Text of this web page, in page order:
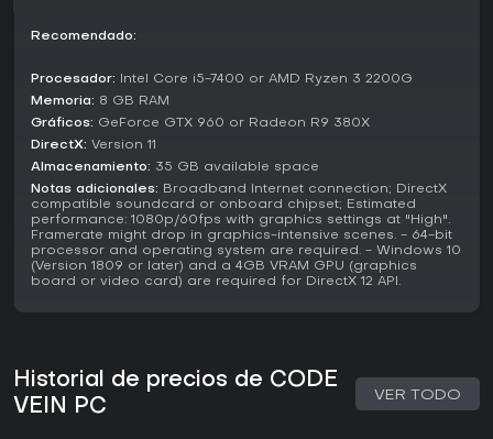
¿Merece la pena?
toques souls-like, sobre todo si te apasiona la
personalización de personajes y las batallas cooperativas.
Recibió reseñas mixtas o promedio en Metacritic para
PlayStation 4 y PC, con puntuación generalmente favorable
en Xbox One. Las valoraciones de usuarios promedian 7.5
según 882 opiniones, con un 63% de feedback positivo que
elogia la variedad en combate y opciones de builds.
El juego superó los tres millones de copias vendidas a nivel
mundial para marzo de 2023, demostrando su tirón entre
los aficionados al género. Con sus DLC completos y una
flexibles te llaman, Code Vein ofrece un gran valor sin
necesidad de soporte continuo.
Recomendado:
Procesador: Intel Core i5-7400 or AMD Ryzen 3 2200G
Memoria: 8 GB RAM
Gráficos: GeForce GTX 960 or Radeon R9 380X
DirectX: Version 11
Almacenamiento: 35 GB available space
Notas adicionales: Broadband Internet connection; DirectX
compatible soundcard or onboard chipset; Estimated
performance: 1080p/60fps with graphics settings at "High".
Framerate might drop in graphics-intensive scenes. - 64-bit
processor and operating system are required. - Windows 10
(Version 1809 or later) and a 4GB VRAM GPU (graphics
board or video card) are required for DirectX 12 API.
Historial de precios de CODE
VEIN PC
VER TODO